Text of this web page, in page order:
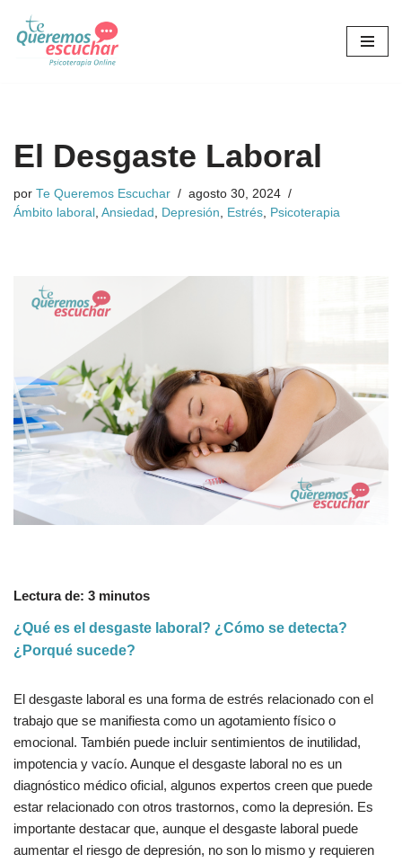
Saltar
El Desgaste Laboral
por Te Queremos Escuchar
agosto 30, 2024
Ámbito laboral , Ansiedad , Depresión, Estrés, Psicoterapia
Lectura de: 3 minutos
¿Qué es el desgaste laboral? ¿Cómo se detecta?
¿Porqué sucede?
El desgaste laboral es una forma de estrés relacionado con el
trabajo que se manifiesta como un agotamiento físico o
emocional. También puede incluir sentimientos de inutilidad,
impotencia y vacío. Aunque el desgaste laboral no es un
diagnóstico médico oficial, algunos expertos creen que puede
estar relacionado con otros trastornos, como la depresión. Es
importante destacar que, aunque el desgaste laboral puede
aumentar el riesgo de depresión, no son lo mismo y requieren